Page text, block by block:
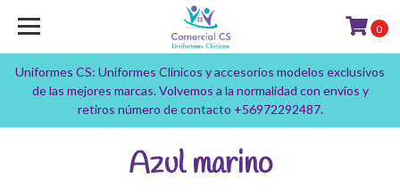
Uniformes CS: Uniformes Clínicos y accesorios modelos exclusivos
de las mejores marcas. Volvemos a la normalidad con envíos y
retiros número de contacto +56972292487.
0
Azul marino